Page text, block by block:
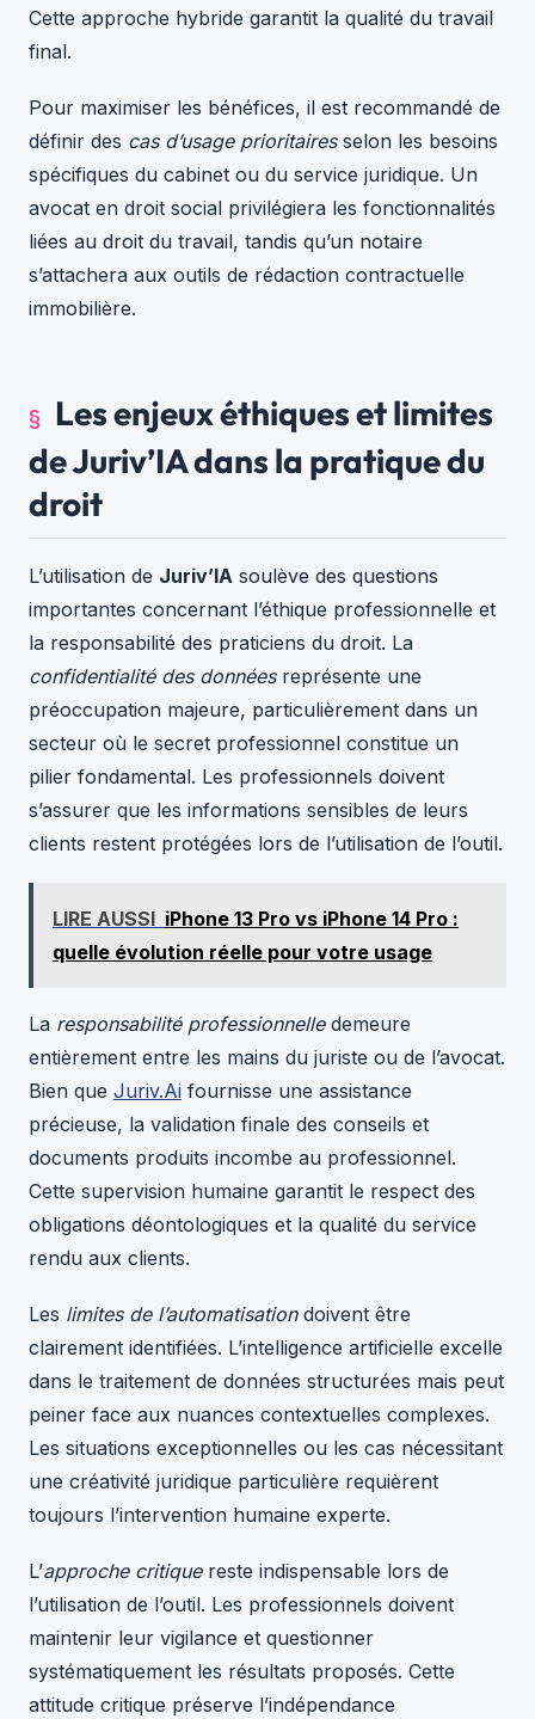
Cette approche hybride garantit la qualité du travail
final.
Pour maximiser les bénéfices, il est recommandé de
définir des cas d’usage prioritairesselon les besoins
spécifiques du cabinet ou du service juridique. Un
avocat en droit social privilégiera les fonctionnalités
liées au droit du travail, tandis qu’un notaire
s’attachera aux outils de rédaction contractuelle
immobilière.
Les enjeux éthiques et limites
de Juriv’IA dans la pratique du
droit
L’utilisation de Juriv’IA soulève des questions
importantes concernant l’éthique professionnelle et
la responsabilité des praticiens du droit. La
confidentialité des donnéesreprésente une
préoccupation majeure, particulièrement dans un
secteur où le secret professionnel constitue un
pilier fondamental. Les professionnels doivent
s’assurer que les informations sensibles de leurs
clients restent protégées lors de l’utilisation de l’outil.
LIRE AUSSI iPhone 13 Pro vs iPhone 14 Pro :
quelle évolution réelle pour votre usage
La responsabilité professionnelledemeure
entièrement entre les mains du juriste ou de l’avocat.
Bien que Juriv.Ai fournisse une assistance
précieuse, la validation finale des conseils et
documents produits incombe au professionnel.
Cette supervision humaine garantit le respect des
obligations déontologiques et la qualité du service
rendu aux clients.
Les limites de l’automatisationdoivent être
clairement identifiées. L’intelligence artificielle excelle
dans le traitement de données structurées mais peut
peiner face aux nuances contextuelles complexes.
Les situations exceptionnelles ou les cas nécessitant
une créativité juridique particulière requièrent
toujours l’intervention humaine experte.
L’approche critiquereste indispensable lors de
l’utilisation de l’outil. Les professionnels doivent
maintenir leur vigilance et questionner
systématiquement les résultats proposés. Cette
attitude critique préserve l’indépendance